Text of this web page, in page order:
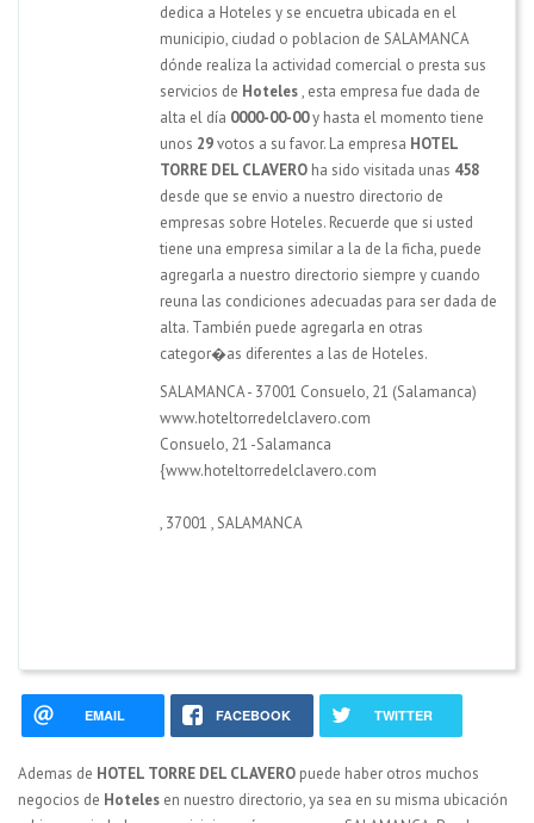
dedica a Hoteles y se encuetra ubicada en el
municipio, ciudad o poblacion de SALAMANCA
dónde realiza la actividad comercial o presta sus
servicios de Hoteles, esta empresa fue dada de
alta el día 0000-00-00y hasta el momento tiene
unos 29votos a su favor. La empresa HOTEL
TORRE DEL CLAVERO ha sido visitada unas 458
desde que se envio a nuestro directorio de
empresas sobre Hoteles. Recuerde que si usted
tiene una empresa similar a la de la ficha, puede
agregarla a nuestro directorio siempre y cuando
reuna las condiciones adecuadas para ser dada de
alta. También puede agregarla en otras
categor�as diferentes a las de Hoteles.
SALAMANCA - 37001 Consuelo, 21 (Salamanca)
www.hoteltorredelclavero.com
Consuelo, 21 -Salamanca
{www.hoteltorredelclavero.com
, 37001 ,SALAMANCA
EMAIL FACEBOOK TWITTER
Ademas de HOTEL TORRE DEL CLAVERO puede haber otros muchos
negocios de Hoteles en nuestro directorio, ya sea en su misma ubicación